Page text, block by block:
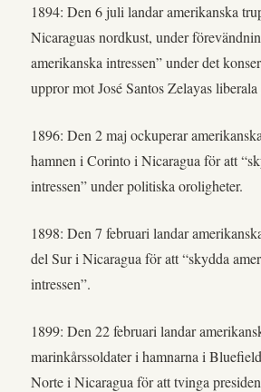
1894: Den 6 juli landar amerikanska
Nicaraguas nordkust, under
amerikanska intressen” under det
uppror mot José Santos Zelayas
1896: Den 2 maj ockuperar
hamnen i Corinto i Nicaragua för att
intressen” under politiska oroligheter.
1898: Den 7 februari landar
del Sur i Nicaragua för att “skydda
intressen”.
1899: Den 22 februari landar
marinkårssoldater i hamnarna i
Norte i Nicaragua för att tvinga